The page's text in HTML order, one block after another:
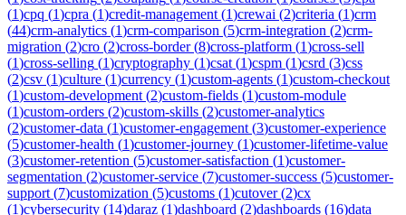
(1)cpq (1)cpra (1)credit-management (1)crewai (2)criteria (1)crm
(44)crm-analytics (1)crm-comparison (5)crm-integration (2)crm-
migration (2)cro (2)cross-border(8)cross-platform (1)cross-sell
(1)cross-selling (1)cryptography (1)csat (1)cspm (1)csrd (3)css
(2)csv (1)culture (1)currency (1)custom-agents (1)custom-checkout
(1)custom-development (2)custom-fields (1)custom-module
(1)custom-orders (2)custom-skills (2)customer-analytics
(2)customer-data (1)customer-engagement (3)customer-experience
(5)customer-health (1)customer-journey (1)customer-lifetime-value
(3)customer-retention (5)customer-satisfaction (1)customer-
segmentation (2)customer-service (7)customer-success (5)customer-
support (7)customization (5)customs (1)cutover(2)cx
(1)cybersecurity (14)daraz (1)dashboard (2)dashboards (16)data